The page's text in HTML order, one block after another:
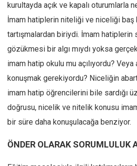
Kategoriler
Kültür Sanat
Kitap
Karisi kitap sualleri
7 soruda bu hafta
Manzara
Gıda-Beslenme
kurultayda açık ve kapalı oturumlarla
İmam hatiplerin niteliği ve niceliği baş
tartışmalardan biriydi. İmam hatiplerin
gözükmesi bir algı mıydı yoksa
imam hatip okulu mu açılıyordu?
konuşmak gerekiyordu? Niceliğin
imam hatip öğrencilerini bile sardığı
doğrusu, nicelik ve nitelik konusu
bir süre daha konuşulacağa benziyor.
ÖNDER OLARAK SORUMLULUK